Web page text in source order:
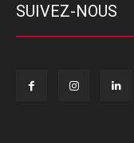
SUIVEZ-NOUS